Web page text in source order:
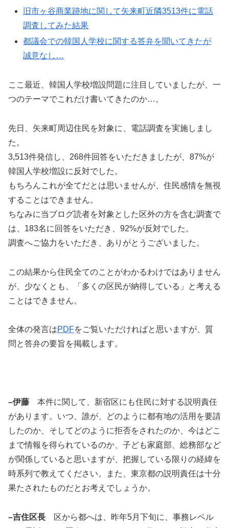
旧市ヶ谷商業跡地に関して矢来町近隣3513件に電話
調査してみた結果
都議会での韓国人学校に関する答弁を聞いてきたが
誠意なし…
ここ最近、韓国人学校増設問題に注目していましたが、一
つのテーマでこれだけ書いてきたのか…。
先日、矢来町周辺住民を対象に、電話調査を実施しまし
た。
3,513件発信し、268件回答をいただきましたが、87%が
韓国人学校増設に反対でした。
もちろんこれが全てだとは思いませんが、住民感情を無視
することはできません。
ちなみに当ブログ読者を対象とした区外の方を含む調査で
は、183名に回答をいただき、92%が反対でした。
調査へご協力をいただき、ありがとうございました。
この結果から住民全てのことがわかるわけではありません
が、少なくとも、「多くの区民が納得している」と考える
ことはできません。
全体の発言はPDFをご覧いただければと思いますが、質
問と答弁の要旨を掲載します。
–伊藤 本件に関して、新宿区にも住民に対する説明責任
があります。いつ、誰が、どのように都有地の活用を要請
したのか、そしてどのように拒否をされたのか、今はどこ
まで情報を得られているのか、子ども家庭部、総務部など
が関係していると思いますが、把握している限りの経緯を
時系列で教えてください。また、東京都の説明責任は十分
果たされたものだとお考えでしょうか。
–吉住区長 区から都へは、昨年5月下旬に、事務レベル